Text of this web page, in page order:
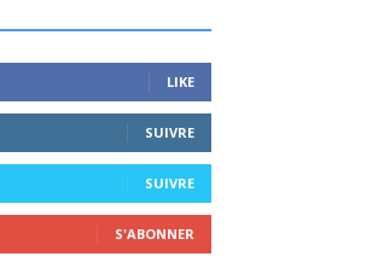
LIKE
SUIVRE
SUIVRE
S'ABONNER